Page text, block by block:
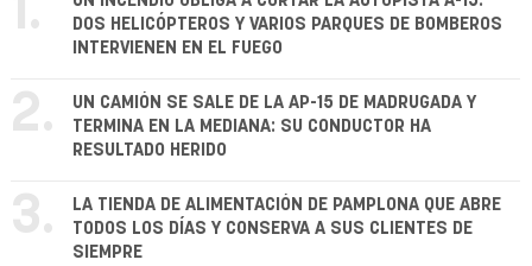
1.
DOS HELICÓPTEROS Y VARIOS PARQUES DE BOMBEROS
INTERVIENEN EN EL FUEGO
2.
UN CAMIÓN SE SALE DE LA AP-15 DE MADRUGADA Y
TERMINA EN LA MEDIANA: SU CONDUCTOR HA
RESULTADO HERIDO
3.
LA TIENDA DE ALIMENTACIÓN DE PAMPLONA QUE ABRE
TODOS LOS DÍAS Y CONSERVA A SUS CLIENTES DE
SIEMPRE